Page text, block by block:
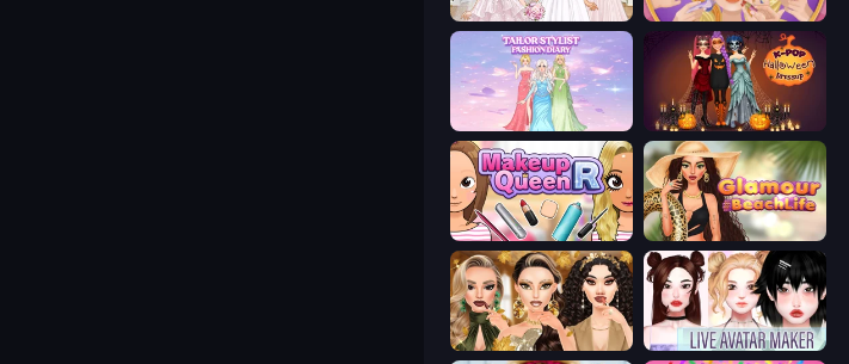
Model Wedding Extreme Makeover
Tailor Stylist: Fashion Diary
Make Up Queen R Glamour Beach Life
Autumn Glam Gala Live Avatar Maker: Girls